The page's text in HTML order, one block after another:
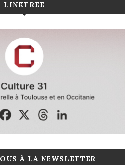
LINKTREE
À LA NEWSLETTER